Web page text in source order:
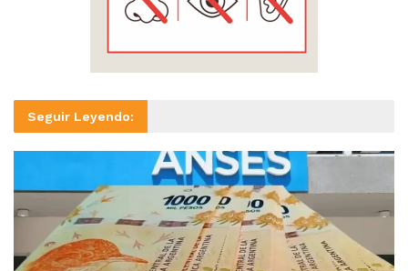
Seguir Leyendo: